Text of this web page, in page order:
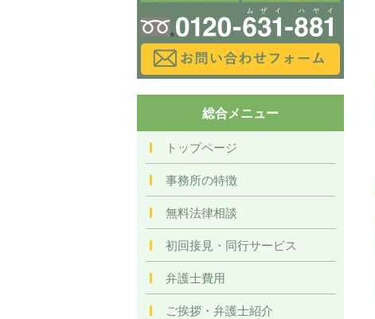
総合メニュー
トップページ
事務所の特徴
無料法律相談
初回接見・同行サービス
弁護士費用
ご挨拶・弁護士紹介